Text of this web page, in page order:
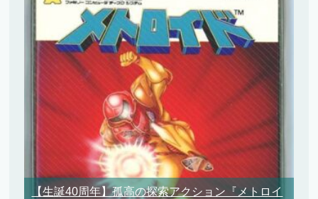
【生誕40周年】孤高の探索アクション『メトロイ